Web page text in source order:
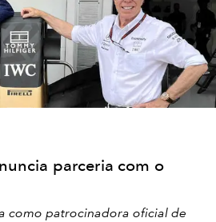
parceria com o
como patrocinadora oficial de